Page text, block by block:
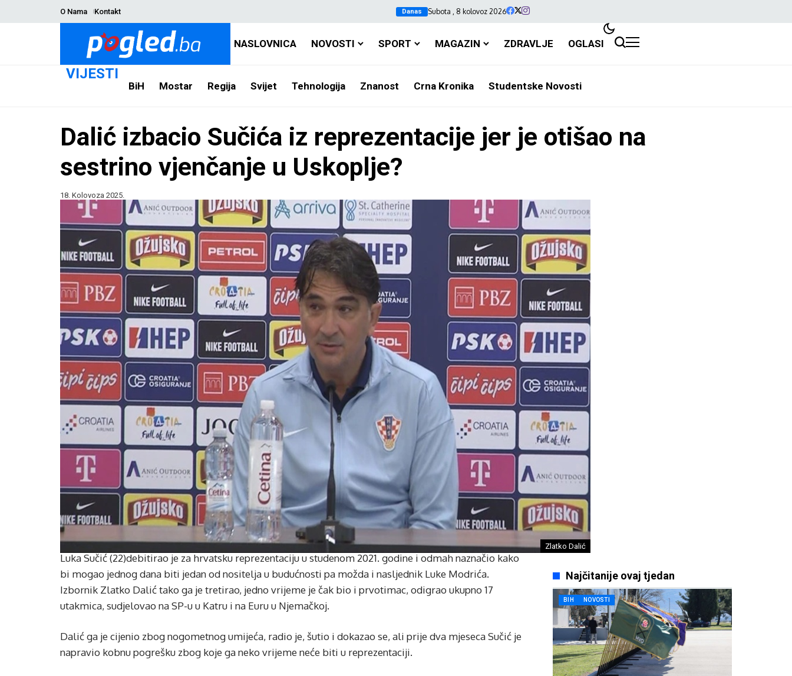
O Nama Kontakt Danas Subota , 8 kolovoz 2026
NASLOVNICA NOVOSTI SPORT MAGAZIN ZDRAVLJE OGLASI
VIJESTI
BiH Mostar Regija Svijet Tehnologija Znanost Crna Kronika Studentske Novosti
Dalić izbacio Sučića iz reprezentacije jer je otišao na
sestrino vjenčanje u Uskoplje?
18. Kolovoza 2025.
Zlatko Dalić
Luka Sučić (22)debitirao je za hrvatsku reprezentaciju u studenom 2021. godine i odmah naznačio kako
bi mogao jednog dana biti jedan od nositelja u budućnosti pa možda i nasljednik Luke Modrića.
Izbornik Zlatko Dalić tako ga je tretirao, jedno vrijeme je čak bio i prvotimac, odigrao ukupno 17
utakmica, sudjelovao na SP-u u Katru i na Euru u Njemačkoj.
Dalić ga je cijenio zbog nogometnog umijeća, radio je, šutio i dokazao se, ali prije dva mjeseca Sučić je
napravio kobnu pogrešku zbog koje ga neko vrijeme neće biti u reprezentaciji.
Najčitanije ovaj tjedan
BIH NOVOSTI